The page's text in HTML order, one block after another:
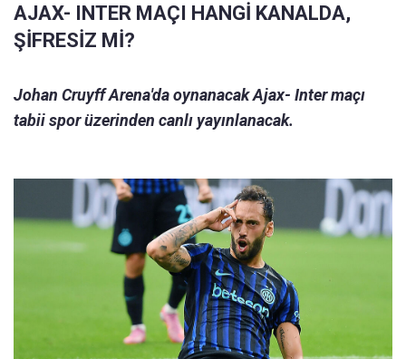
AJAX- INTER MAÇI HANGİ KANALDA,
ŞİFRESİZ Mİ?
Johan Cruyff Arena'da oynanacak Ajax- Inter maçı
tabii spor üzerinden canlı yayınlanacak.